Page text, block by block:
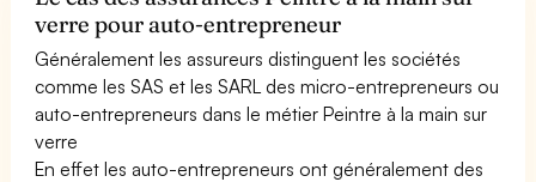
verre pour auto-entrepreneur
Généralement les assureurs distinguent les sociétés
comme les SAS et les SARL des micro-entrepreneurs ou
auto-entrepreneurs dans le métier Peintre à la main sur
verre
En effet les auto-entrepreneurs ont généralement des